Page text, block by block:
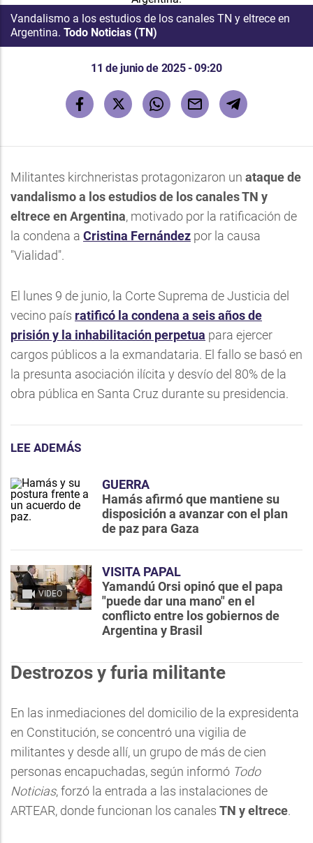
Vandalismo a los estudios de los canales TN y eltrece en
Argentina. Todo Noticias (TN)
11 de junio de 2025 - 09:20
Militantes kirchneristas protagonizaron un ataque de
vandalismo a los estudios de los canales TN y
eltrece en Argentina, motivado por la ratificación de
la condena a Cristina Fernández por la causa
"Vialidad".
El lunes 9 de junio, la Corte Suprema de Justicia del
vecino país ratificó la condena a seis años de
prisión y la inhabilitación perpetua para ejercer
cargos públicos a la exmandataria. El fallo se basó en
la presunta asociación ilícita y desvío del 80% de la
obra pública en Santa Cruz durante su presidencia.
LEE ADEMÁS
GUERRA
Hamás afirmó que mantiene su
disposición a avanzar con el plan
de paz para Gaza
VIDEO
VISITA PAPAL
Yamandú Orsi opinó que el papa
"puede dar una mano" en el
conflicto entre los gobiernos de
Argentina y Brasil
Destrozos y furia militante
En las inmediaciones del domicilio de la expresidenta
en Constitución, se concentró una vigilia de
militantes y desde allí, un grupo de más de cien
personas encapuchadas, según informó Todo
Noticias, forzó la entrada a las instalaciones de
ARTEAR, donde funcionan los canales TN y eltrece.